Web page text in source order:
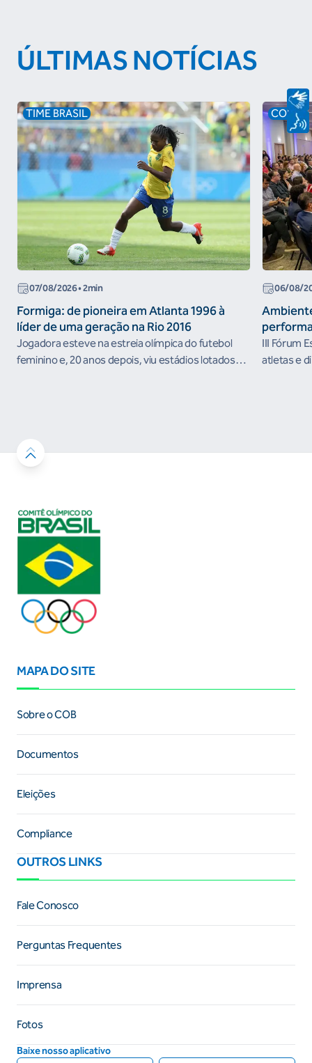
ÚLTIMAS NOTÍCIAS
TIME BRASIL
07/08/2026• 2min
Formiga: de pioneira em Atlanta 1996 à
líder de uma geração na Rio 2016
Jogadora esteve na estreia olímpica do futebol
feminino e, 20 anos depois, viu estádios lotados
COB
06/08/
III Fórum
atletas e
MAPA DO SITE
Sobre o COB
Documentos
Eleições
Compliance
OUTROS LINKS
Fale Conosco
Perguntas Frequentes
Imprensa
Fotos
Baixe nosso aplicativo